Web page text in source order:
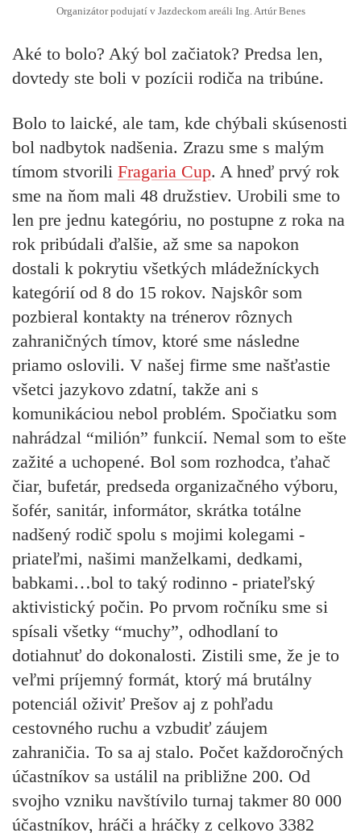
Organizátor podujatí v Jazdeckom areáli Ing. Artúr Benes
Aké to bolo? Aký bol začiatok? Predsa len,
dovtedy ste boli v pozícii rodiča na tribúne.
Bolo to laické, ale tam, kde chýbali skúsenosti
bol nadbytok nadšenia. Zrazu sme s malým
tímom stvorili Fragaria Cup. A hneď prvý rok
sme na ňom mali 48 družstiev. Urobili sme to
len pre jednu kategóriu, no postupne z roka na
rok pribúdali ďalšie, až sme sa napokon
dostali k pokrytiu všetkých mládežníckych
kategórií od 8 do 15 rokov. Najskôr som
pozbieral kontakty na trénerov rôznych
zahraničných tímov, ktoré sme následne
priamo oslovili. V našej firme sme našťastie
všetci jazykovo zdatní, takže ani s
komunikáciou nebol problém. Spočiatku som
nahrádzal “milión” funkcií. Nemal som to ešte
zažité a uchopené. Bol som rozhodca, ťahač
čiar, bufetár, predseda organizačného výboru,
šofér, sanitár, informátor, skrátka totálne
nadšený rodič spolu s mojimi kolegami -
priateľmi, našimi manželkami, dedkami,
babkami…bol to taký rodinno - priateľský
aktivistický počin. Po prvom ročníku sme si
spísali všetky “muchy”, odhodlaní to
dotiahnuť do dokonalosti. Zistili sme, že je to
veľmi príjemný formát, ktorý má brutálny
potenciál oživiť Prešov aj z pohľadu
cestovného ruchu a vzbudiť záujem
zahraničia. To sa aj stalo. Počet každoročných
účastníkov sa ustálil na približne 200. Od
svojho vzniku navštívilo turnaj takmer 80 000
účastníkov, hráči a hráčky z celkovo 3382